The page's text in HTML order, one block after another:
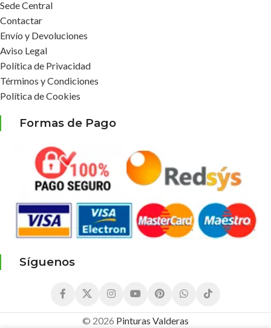
Sede Central
Contactar
Envío y Devoluciones
Aviso Legal
Política de Privacidad
Términos y Condiciones
Política de Cookies
Formas de Pago
Síguenos
© 2026 Pinturas Valderas
41,83€